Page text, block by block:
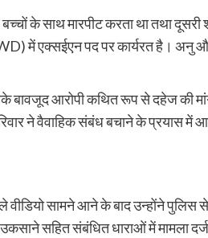
के साथ मारपीट करता था तथा दूसरी
में एक्सईएन पद पर कार्यरत है। अनु
बावजूद आरोपी कथित रूप से दहेज की
ने वैवाहिक संबंध बचाने के प्रयास में
वीडियो सामने आने के बाद उन्होंने
सहित संबंधित धाराओं में मामला